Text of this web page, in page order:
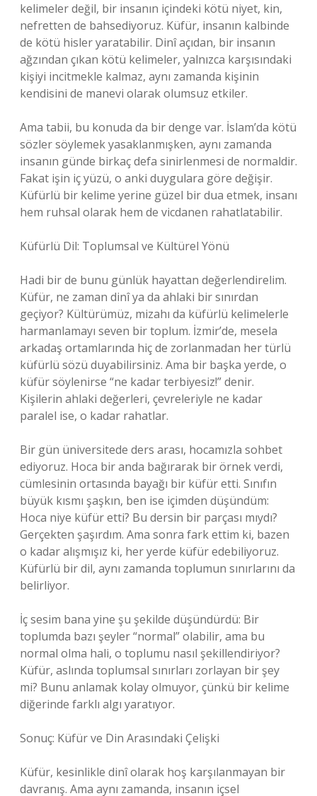
kelimeler değil, bir insanın içindeki kötü niyet, kin,
nefretten de bahsediyoruz. Küfür, insanın kalbinde
de kötü hisler yaratabilir. Dinî açıdan, bir insanın
ağzından çıkan kötü kelimeler, yalnızca karşısındaki
kişiyi incitmekle kalmaz, aynı zamanda kişinin
kendisini de manevi olarak olumsuz etkiler.
Ama tabii, bu konuda da bir denge var. İslam’da kötü
sözler söylemek yasaklanmışken, aynı zamanda
insanın günde birkaç defa sinirlenmesi de normaldir.
Fakat işin iç yüzü, o anki duygulara göre değişir.
Küfürlü bir kelime yerine güzel bir dua etmek, insanı
hem ruhsal olarak hem de vicdanen rahatlatabilir.
Küfürlü Dil: Toplumsal ve Kültürel Yönü
Hadi bir de bunu günlük hayattan değerlendirelim.
Küfür, ne zaman dinî ya da ahlaki bir sınırdan
geçiyor? Kültürümüz, mizahı da küfürlü kelimelerle
harmanlamayı seven bir toplum. İzmir’de, mesela
arkadaş ortamlarında hiç de zorlanmadan her türlü
küfürlü sözü duyabilirsiniz. Ama bir başka yerde, o
küfür söylenirse “ne kadar terbiyesiz!” denir.
Kişilerin ahlaki değerleri, çevreleriyle ne kadar
paralel ise, o kadar rahatlar.
Bir gün üniversitede ders arası, hocamızla sohbet
ediyoruz. Hoca bir anda bağırarak bir örnek verdi,
cümlesinin ortasında bayağı bir küfür etti. Sınıfın
büyük kısmı şaşkın, ben ise içimden düşündüm:
Hoca niye küfür etti? Bu dersin bir parçası mıydı?
Gerçekten şaşırdım. Ama sonra fark ettim ki, bazen
o kadar alışmışız ki, her yerde küfür edebiliyoruz.
Küfürlü bir dil, aynı zamanda toplumun sınırlarını da
belirliyor.
İç sesim bana yine şu şekilde düşündürdü: Bir
toplumda bazı şeyler “normal” olabilir, ama bu
normal olma hali, o toplumu nasıl şekillendiriyor?
Küfür, aslında toplumsal sınırları zorlayan bir şey
mi? Bunu anlamak kolay olmuyor, çünkü bir kelime
diğerinde farklı algı yaratıyor.
Sonuç: Küfür ve Din Arasındaki Çelişki
Küfür, kesinlikle dinî olarak hoş karşılanmayan bir
davranış. Ama aynı zamanda, insanın içsel